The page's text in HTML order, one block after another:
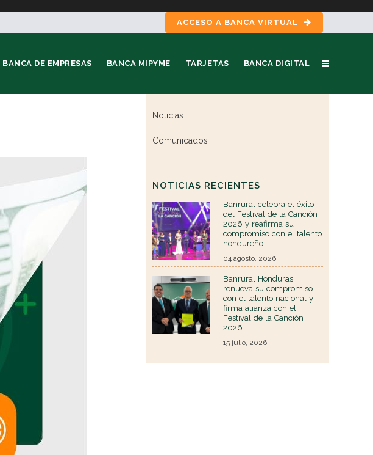
ACCESO A BANCA VIRTUAL
BANCA DE EMPRESAS BANCA MIPYME TARJETAS BANCA DIGITAL
Noticias
Comunicados
NOTICIAS RECIENTES
Banrural celebra el éxito
del Festival de la Canción
2026 y reafirma su
compromiso con el talento
hondureño
04 agosto, 2026
Banrural Honduras
renueva su compromiso
con el talento nacional y
firma alianza con el
Festival de la Canción
2026
15 julio, 2026